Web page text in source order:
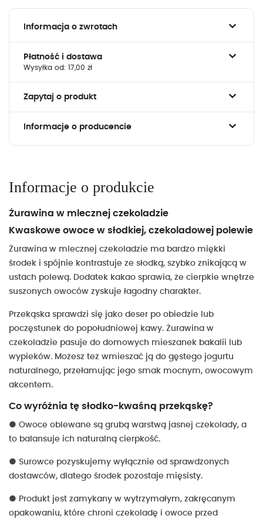
keyboard_arrow_down
Informacja o zwrotach
keyboard_arrow_down
Płatność i dostawa
Wysyłka od: 17,00 zł
keyboard_arrow_down
Zapytaj o produkt
keyboard_arrow_down
Informacje o producencie
Informacje o produkcie
Żurawina w mlecznej czekoladzie
Kwaskowe owoce w słodkiej, czekoladowej polewie
Żurawina w mlecznej czekoladzie ma bardzo miękki
środek i spójnie kontrastuje ze słodką, szybko znikającą w
ustach polewą. Dodatek kakao sprawia, że cierpkie wnętrze
suszonych owoców zyskuje łagodny charakter.
Przekąska sprawdzi się jako deser po obiedzie lub
poczęstunek do popołudniowej kawy. Żurawina w
czekoladzie pasuje do domowych mieszanek bakalii lub
wypieków. Możesz też wmieszać ją do gęstego jogurtu
naturalnego, przełamując jego smak mocnym, owocowym
akcentem.
Co wyróżnia tę słodko-kwaśną przekąskę?
● Owoce oblewane są grubą warstwą jasnej czekolady, a
to balansuje ich naturalną cierpkość.
● Surowce pozyskujemy wyłącznie od sprawdzonych
dostawców, dlatego środek pozostaje mięsisty.
● Produkt jest zamykany w wytrzymałym, zakręcanym
opakowaniu, które chroni czekoladę i owoce przed